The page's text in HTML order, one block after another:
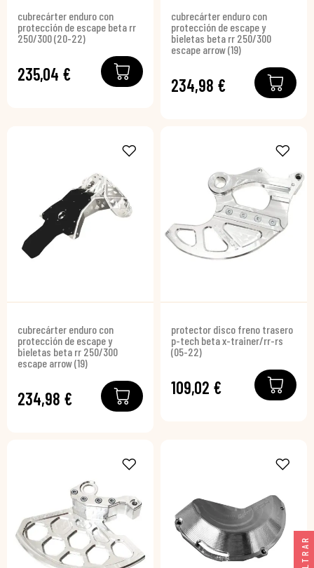
cubrecárter enduro con
protección de escape beta rr
250/300 (20-22)
235,04 €
cubrecárter enduro con
protección de escape y
bieletas beta rr 250/300
escape arrow (19)
234,98 €
cubrecárter enduro con
protección de escape y
bieletas beta rr 250/300
escape arrow (19)
234,98 €
protector disco freno trasero
p-tech beta x-trainer/rr-rs
(05-22)
109,02 €
FILTRAR